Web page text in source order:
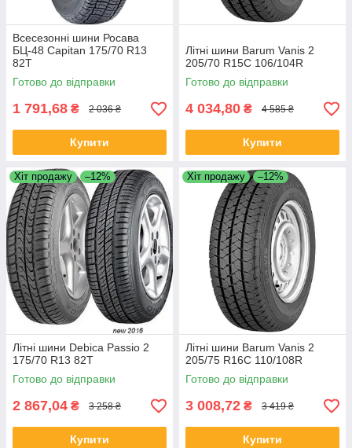
Всесезонні шини Росава
БЦ-48 Capitan 175/70 R13
82T
Готово до відправки
1 791,68 ₴ 2 036 ₴
Купити
Літні шини Barum Vanis 2
205/70 R15C 106/104R
Готово до відправки
4 034,80 ₴ 4 585 ₴
Купити
Хіт продажу –12%
Літні шини Debica Passio 2
175/70 R13 82T
Готово до відправки
2 867,04 ₴ 3 258 ₴
Купити
Хіт продажу –12%
Літні шини Barum Vanis 2
205/75 R16C 110/108R
Готово до відправки
3 008,72 ₴ 3 419 ₴
Купити